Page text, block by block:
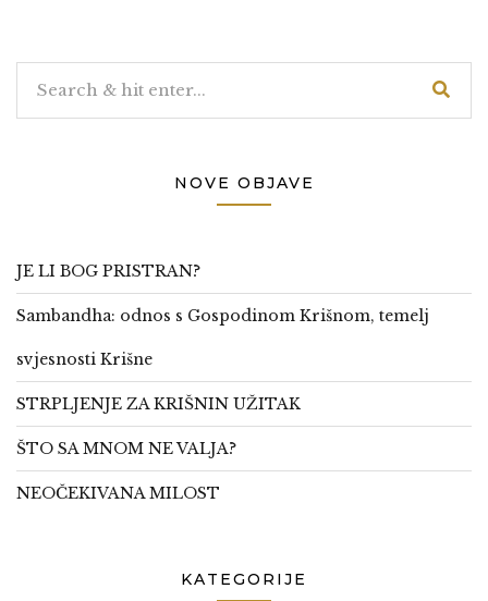
NOVE OBJAVE
JE LI BOG PRISTRAN?
Sambandha: odnos s Gospodinom Krišnom, temelj
svjesnosti Krišne
STRPLJENJE ZA KRIŠNIN UŽITAK
ŠTO SA MNOM NE VALJA?
NEOČEKIVANA MILOST
KATEGORIJE